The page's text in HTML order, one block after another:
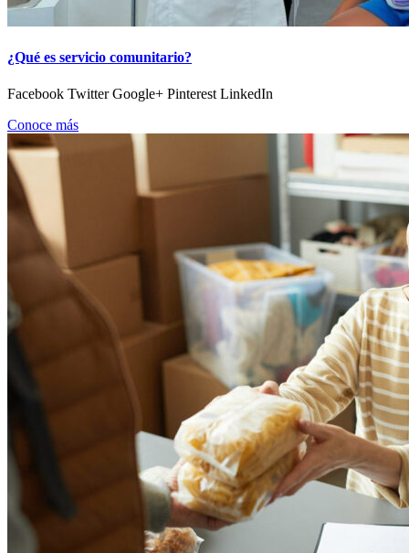
¿Qué es servicio comunitario?
Facebook Twitter Google+ Pinterest LinkedIn
Conoce más